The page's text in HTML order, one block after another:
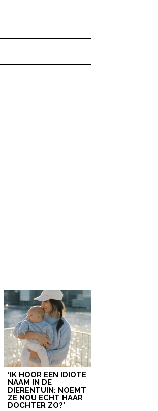
‘IK HOOR EEN IDIOTE
NAAM IN DE
DIERENTUIN: NOEMT
ZE NOU ECHT HAAR
DOCHTER ZO?’